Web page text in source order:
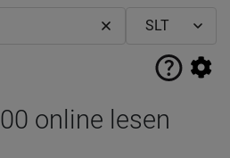
online lesen